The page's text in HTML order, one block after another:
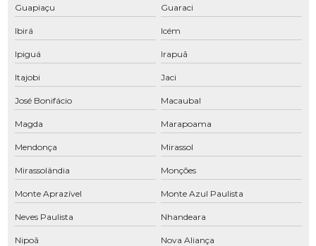
Conserto de compressor a ar
Conserto de compressor de ar comprimido
Conserto de compressor de ar SP
Conserto de secador de ar comprimido
Distribuidor de peças para compressor de ar
Empresa de manutenção de compressores
Filtro coalescente
Filtros para compressores
Guapiaçu Guaraci
Ibirá Icém
Ipiguá Irapuã
Itajobi Jaci
José Bonifácio Macaubal
Magda Marapoama
Mendonça Mirassol
Mirassolândia Monções
Monte Aprazível Monte Azul Paulista
Neves Paulista Nhandeara
Nipoã Nova Aliança